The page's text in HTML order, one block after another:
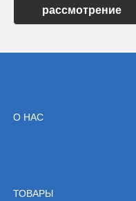
рассмотрение
О НАС
ТОВАРЫ